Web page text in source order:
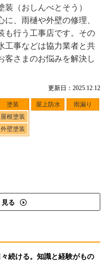
更新日：2025.12.12
塗装
屋根塗装
外壁塗装
屋上防水 雨漏り
見る
（おしんべとそう）
、雨樋や外壁の修理、
も行う工事店です。その
工事などは協力業者と共
客さまのお悩みを解決し
続ける。知識と経験がもの